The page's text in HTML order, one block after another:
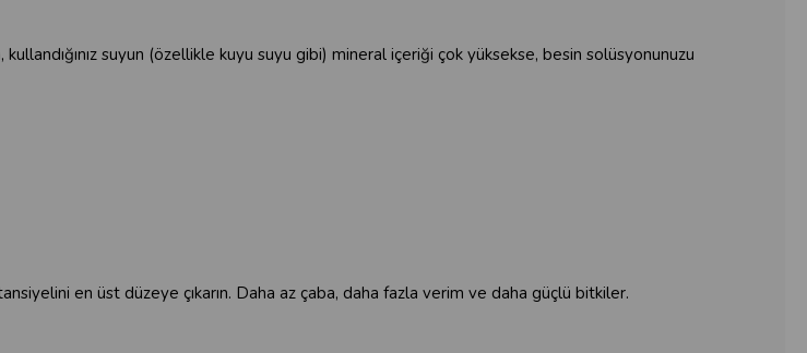
suyun (özellikle kuyu suyu gibi) mineral içeriği çok yüksekse, besin solüsyonunuzu
en üst düzeye çıkarın. Daha az çaba, daha fazla verim ve daha güçlü bitkiler.